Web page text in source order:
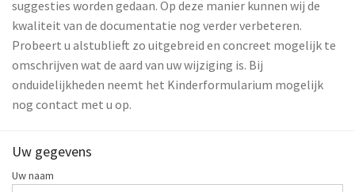
suggesties worden gedaan. Op deze manier kunnen wij de
kwaliteit van de documentatie nog verder verbeteren.
Probeert u alstublieft zo uitgebreid en concreet mogelijk te
omschrijven wat de aard van uw wijziging is. Bij
onduidelijkheden neemt het Kinderformularium mogelijk
nog contact met u op.
Uw gegevens
Uw naam